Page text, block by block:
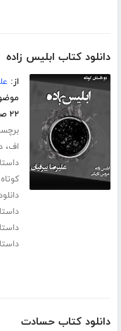
دانلود کتاب ابلیس زاده
از:
۲۲ صفحه
اف،
دانلود کتاب حسادت